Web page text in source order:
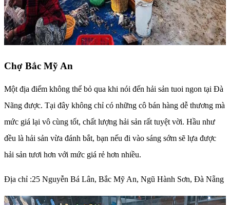
Chợ Bắc Mỹ An
Một địa điểm không thể bỏ qua khi nói đến hải sản tuoi ngon tại Đà
Nãng được. Tại đây không chỉ có những cô bán hàng dễ thương mà
mức giá lại vô cùng tốt, chất lượng hải sản rất tuyệt vời. Hầu như
đều là hải sản vừa đánh bắt, bạn nếu đi vào sáng sớm sẽ lựa được
hải sản tươi hơn với mức giá rẻ hơn nhiều.
Địa chỉ :25 Nguyễn Bá Lân, Bắc Mỹ An, Ngũ Hành Sơn, Đà Nẵng